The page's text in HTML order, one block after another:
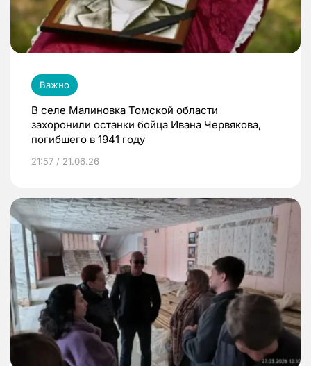
Важно
В селе Малиновка Томской области
захоронили останки бойца Ивана Червякова,
погибшего в 1941 году
21:57 / 21.06.26